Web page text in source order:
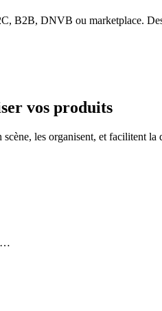
B2B, DNVB ou marketplace.
vos produits
les organisent, et facilitent